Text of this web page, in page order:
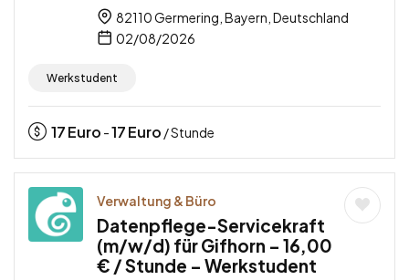
82110 Germering, Bayern, Deutschland
02/08/2026
Werkstudent
17Euro -17Euro / Stunde
Verwaltung & Büro
Datenpflege-Servicekraft
(m/w/d) für Gifhorn – 16,00
€ / Stunde – Werkstudent